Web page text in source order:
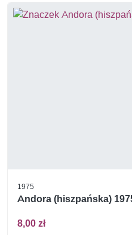
1975
Andora (hiszpańska)
8,00 zł